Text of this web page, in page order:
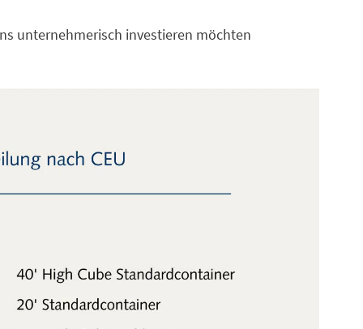
unternehmerisch investieren möchten